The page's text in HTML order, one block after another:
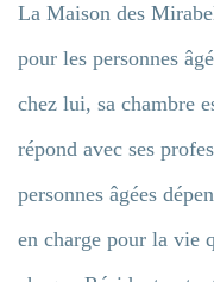
La Maison des
pour les personnes
chez lui, sa chambre
répond avec ses
personnes âgées
en charge pour la vie